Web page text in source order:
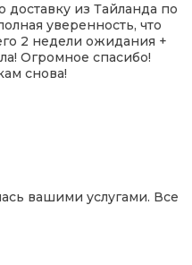
из Тайланда по
уверенность, что
2 недели ожидания +
Огромное спасибо!
снова!
вашими услугами. Все